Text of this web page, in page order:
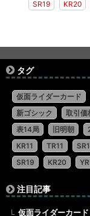
SR19
KR20
タグ
仮面ライダーカード
新ゴシック
取引価
表14局
旧明朝
KR11
TR11
SR19
KR20
注目記事
仮面ライダーカー